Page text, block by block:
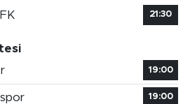
21:30
19:00
19:00